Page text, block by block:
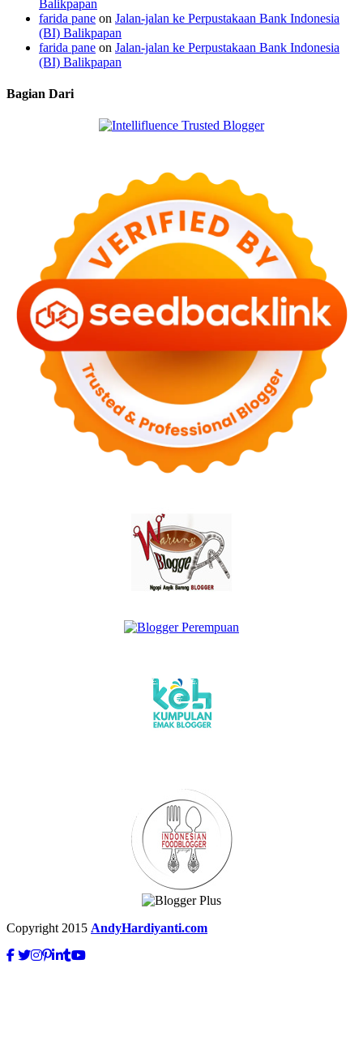
Balikpapan
farida pane on Jalan-jalan ke Perpustakaan Bank Indonesia
(BI) Balikpapan
farida pane on Jalan-jalan ke Perpustakaan Bank Indonesia
(BI) Balikpapan
Bagian Dari
Copyright 2015 AndyHardiyanti.com